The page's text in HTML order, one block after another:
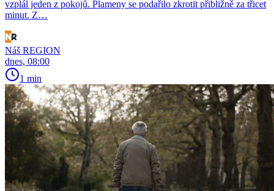
vzplál jeden z pokojů. Plameny se podařilo zkrotit přibližně za třicet
minut. Z…
Náš REGION
dnes, 08:00
1 min